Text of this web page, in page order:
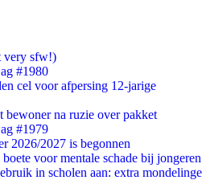
very sfw!)
#1980
cel voor afpersing 12-jarige
bewoner na ruzie over pakket
#1979
2026/2027 is begonnen
voor mentale schade bij jongeren
in scholen aan: extra mondelinge